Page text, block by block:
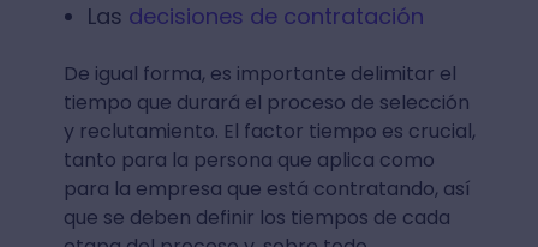
Las decisiones de contratación
De igual forma, es importante delimitar el
tiempo que durará el proceso de selección
y reclutamiento. El factor tiempo es crucial,
tanto para la persona que aplica como
para la empresa que está contratando, así
que se deben definir los tiempos de cada